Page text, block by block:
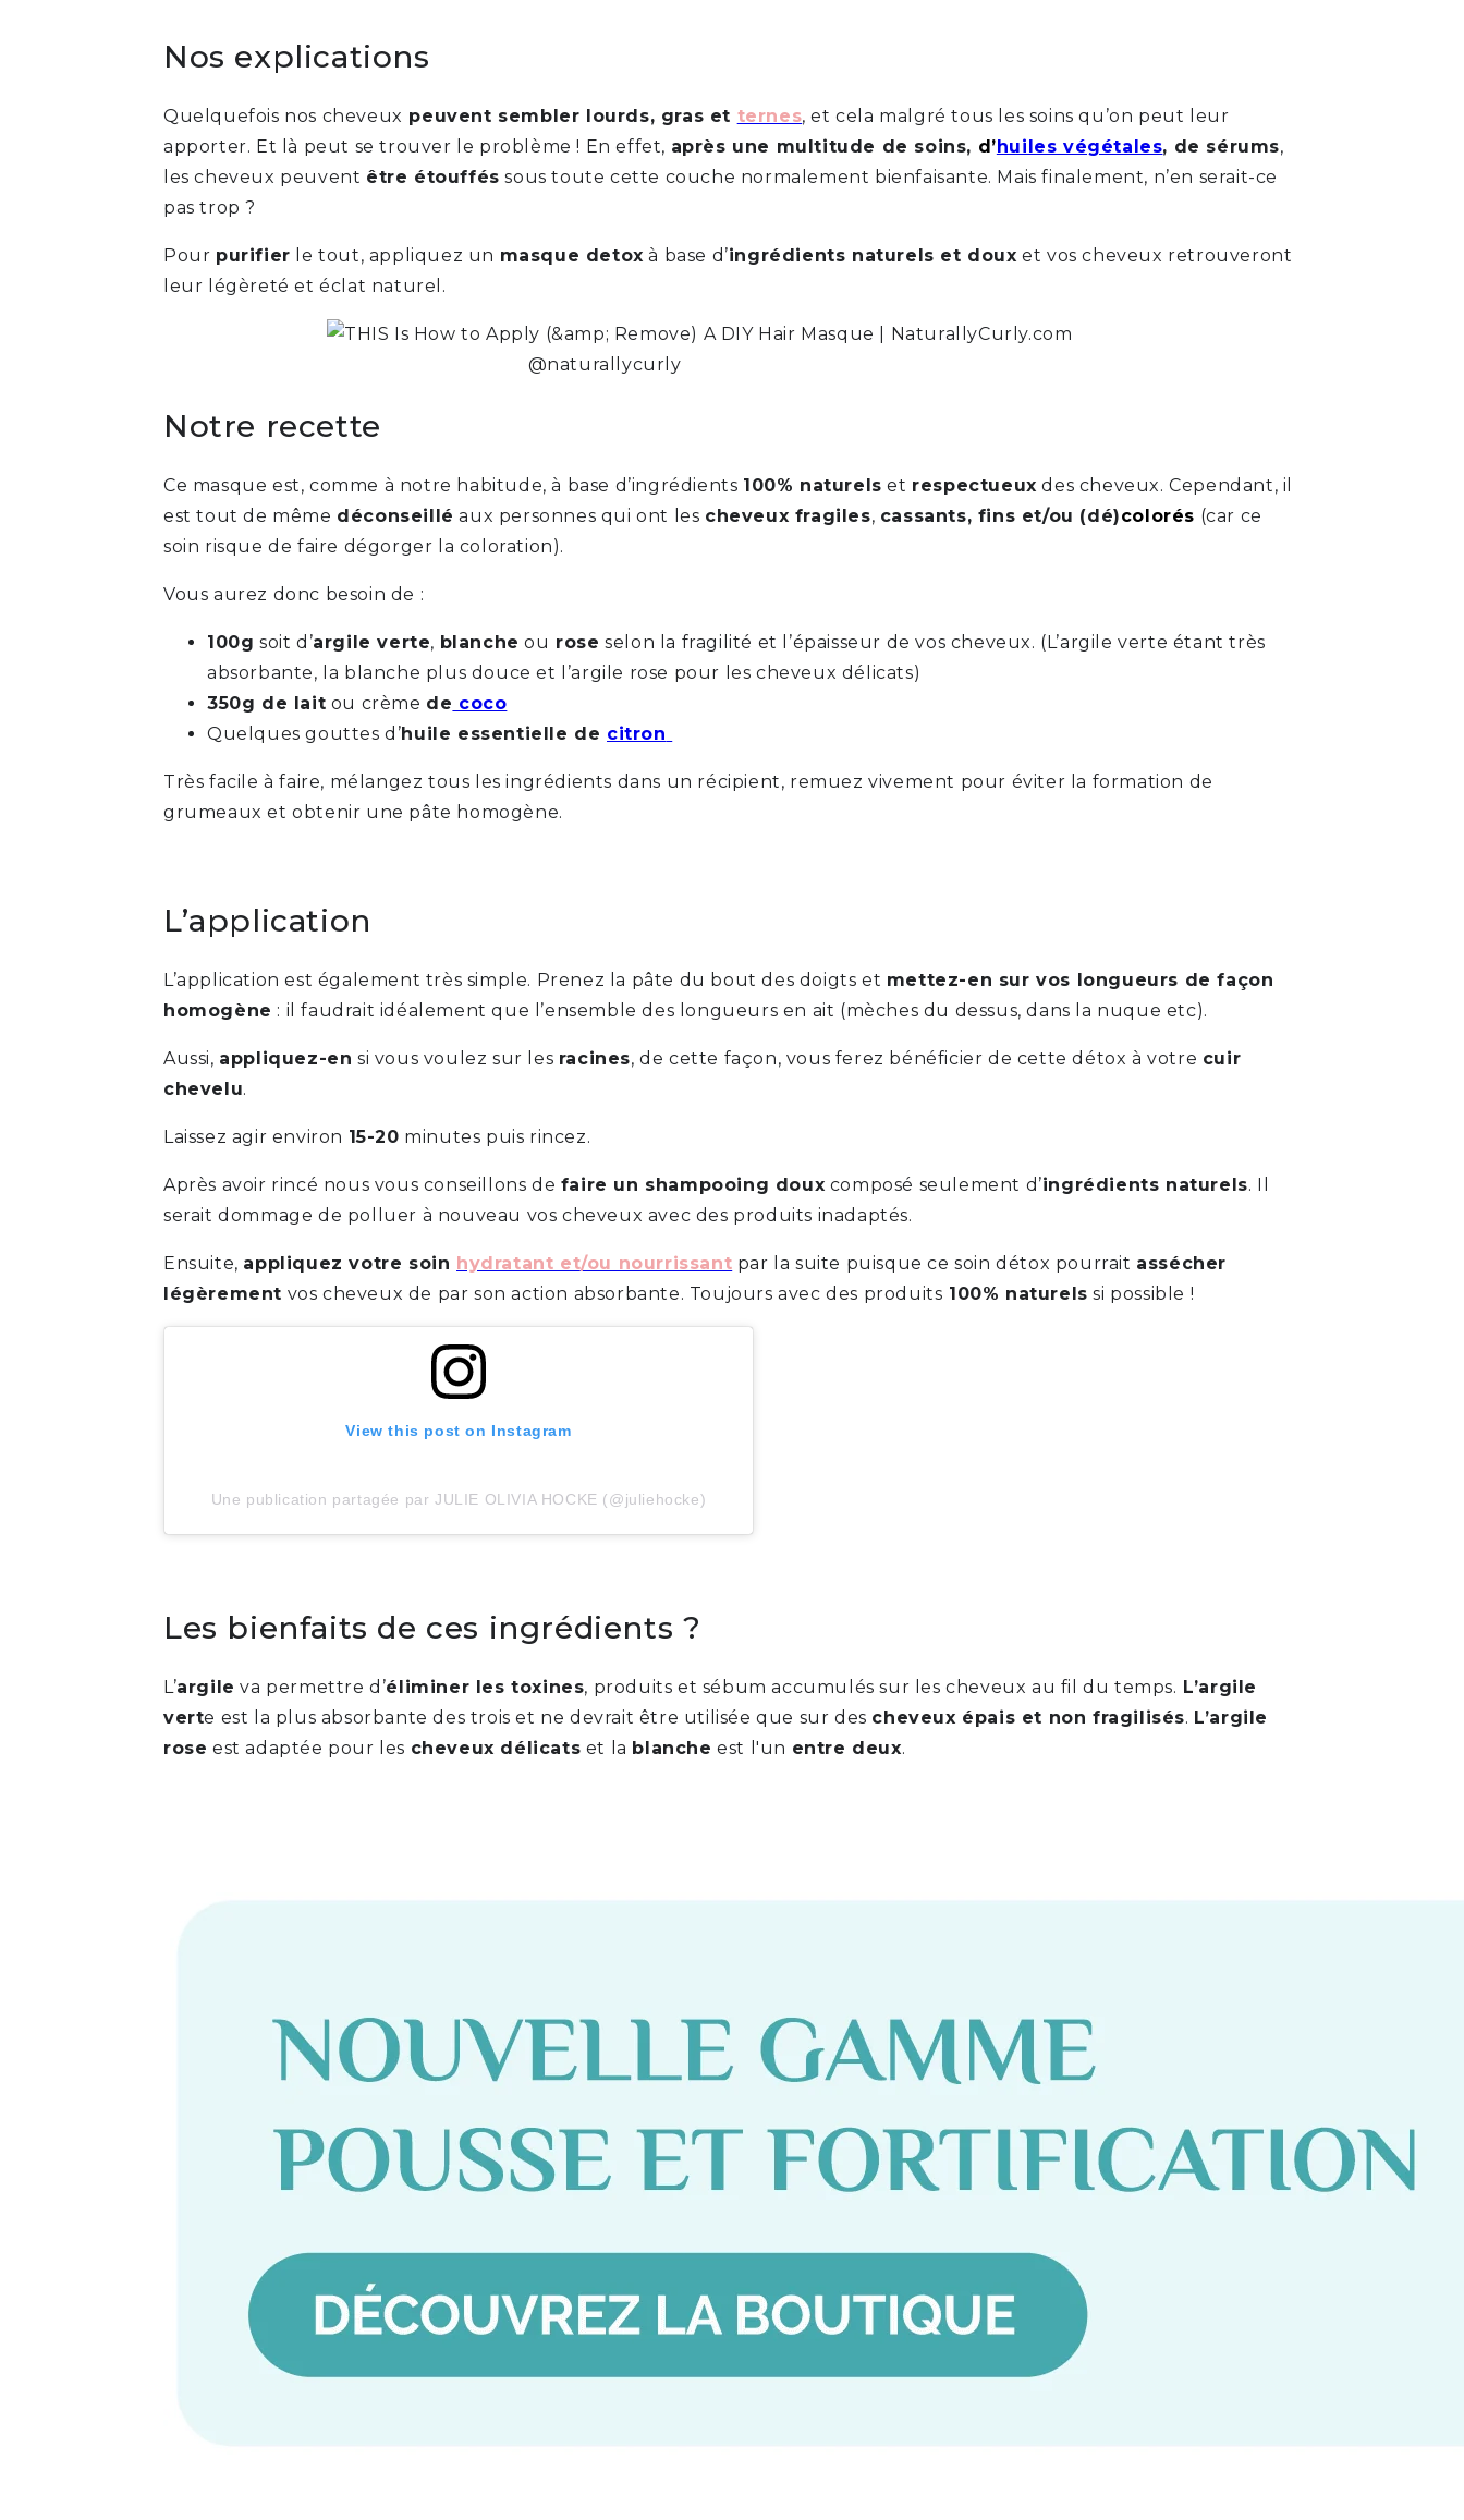
Nos explications
Quelquefois nos cheveux peuvent sembler lourds, gras et ternes, et cela malgré tous les soins qu’on peut leur
apporter. Et là peut se trouver le problème ! En effet, après une multitude de soins, d’ huiles végétales, de sérums,
les cheveux peuvent être étouffés sous toute cette couche normalement bienfaisante. Mais finalement, n’en serait-ce
pas trop ?
Pour purifier le tout, appliquez un masque detox à base d’ingrédients naturels et doux et vos cheveux retrouveront
leur légèreté et éclat naturel.
@naturallycurly
Notre recette
Ce masque est, comme à notre habitude, à base d’ingrédients 100% naturels et respectueux des cheveux. Cependant, il
est tout de même déconseillé aux personnes qui ont les cheveux fragiles, cassants, fins et/ou (dé)colorés (car ce
soin risque de faire dégorger la coloration).
Vous aurez donc besoin de :
100g soit d’argile verte, blanche ou rose selon la fragilité et l’épaisseur de vos cheveux. (L’argile verte étant très
absorbante, la blanche plus douce et l’argile rose pour les cheveux délicats)
350g de lait ou crème de coco
Quelques gouttes d’huile essentielle de citron
Très facile à faire, mélangez tous les ingrédients dans un récipient, remuez vivement pour éviter la formation de
grumeaux et obtenir une pâte homogène.
L’application
L’application est également très simple. Prenez la pâte du bout des doigts et mettez-en sur vos longueurs de façon
homogène : il faudrait idéalement que l’ensemble des longueurs en ait (mèches du dessus, dans la nuque etc).
Aussi, appliquez-en si vous voulez sur les racines, de cette façon, vous ferez bénéficier de cette détox à votre cuir
chevelu.
Laissez agir environ 15-20 minutes puis rincez.
Après avoir rincé nous vous conseillons de faire un shampooing doux composé seulement d’ingrédients naturels. Il
serait dommage de polluer à nouveau vos cheveux avec des produits inadaptés.
Ensuite, appliquez votre soin hydratant et/ou nourrissant par la suite puisque ce soin détox pourrait assécher
légèrement vos cheveux de par son action absorbante. Toujours avec des produits 100% naturels si possible !
View this post on Instagram
Une publication partagée par JULIE OLIVIA HOCKE (@juliehocke)
Les bienfaits de ces ingrédients ?
L’argile va permettre d’éliminer les toxines, produits et sébum accumulés sur les cheveux au fil du temps. L’argile
verte est la plus absorbante des trois et ne devrait être utilisée que sur des cheveux épais et non fragilisés. L’argile
rose est adaptée pour les cheveux délicats et la blanche est l'un entre deux.